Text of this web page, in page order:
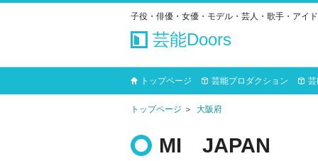
子役・俳優・女優・モデル・芸人・歌手・アイ
芸能Doors
トップページ 芸能プロダクション
トップページ 大阪府
MI JAPAN